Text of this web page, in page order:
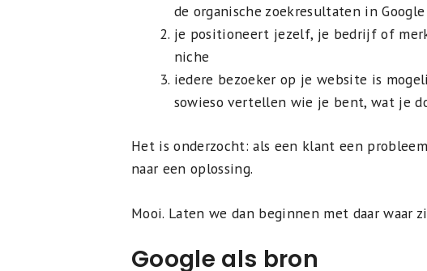
de organische zoekresultaten in Google
je positioneert jezelf, je bedrijf of
niche
iedere bezoeker op je website is
sowieso vertellen wie je bent, wat je
Het is onderzocht: als een klant een
naar een oplossing.
Mooi. Laten we dan beginnen met daar waar
Google als bron